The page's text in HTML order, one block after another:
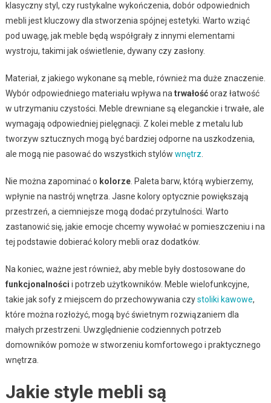
klasyczny styl, czy rustykalne wykończenia, dobór odpowiednich
mebli jest kluczowy dla stworzenia spójnej estetyki. Warto wziąć
pod uwagę, jak meble będą współgrały z innymi elementami
wystroju, takimi jak oświetlenie, dywany czy zasłony.
Materiał, z jakiego wykonane są meble, również ma duże znaczenie.
Wybór odpowiedniego materiału wpływa na trwałośćoraz łatwość
w utrzymaniu czystości. Meble drewniane są eleganckie i trwałe, ale
wymagają odpowiedniej pielęgnacji. Z kolei meble z metalu lub
tworzyw sztucznych mogą być bardziej odporne na uszkodzenia,
ale mogą nie pasować do wszystkich stylów wnętrz
Nie można zapominać o kolorze. Paleta barw, którą wybierzemy,
wpłynie na nastrój wnętrza. Jasne kolory optycznie powiększają
przestrzeń, a ciemniejsze mogą dodać przytulności. Warto
zastanowić się, jakie emocje chcemy wywołać w pomieszczeniu i na
tej podstawie dobierać kolory mebli oraz dodatków.
Na koniec, ważne jest również, aby meble były dostosowane do
funkcjonalności i potrzeb użytkowników. Meble wielofunkcyjne,
takie jak sofy z miejscem do przechowywania czystoliki kawowe,
które można rozłożyć, mogą być świetnym rozwiązaniem dla
małych przestrzeni. Uwzględnienie codziennych potrzeb
domowników pomoże w stworzeniu komfortowego i praktycznego
wnętrza.
Jakie style mebli są